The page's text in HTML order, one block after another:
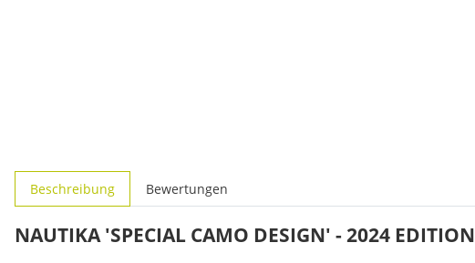
Beschreibung Bewertungen
NAUTIKA 'SPECIAL CAMO DESIGN' - 2024 EDITION